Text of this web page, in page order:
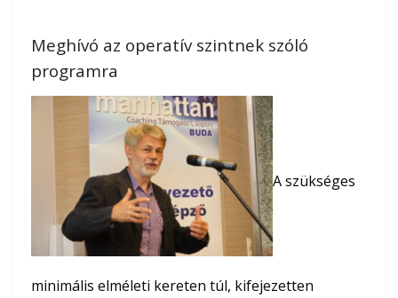
Meghívó az operatív szintnek szóló
programra
A szükséges
minimális elméleti kereten túl, kifejezetten